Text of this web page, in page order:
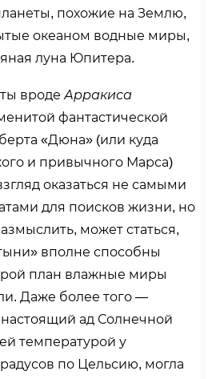
похожие на Землю,
океаном водные миры,
луна Юпитера.
вродеАрракиса
фантастической
«Дюна» (или куда
и привычного Марса)
оказаться не самыми
для поисков жизни, но
может статься,
вполне способны
план влажные миры
Даже более того —
настоящий ад Солнечной
температурой у
по Цельсию, могла